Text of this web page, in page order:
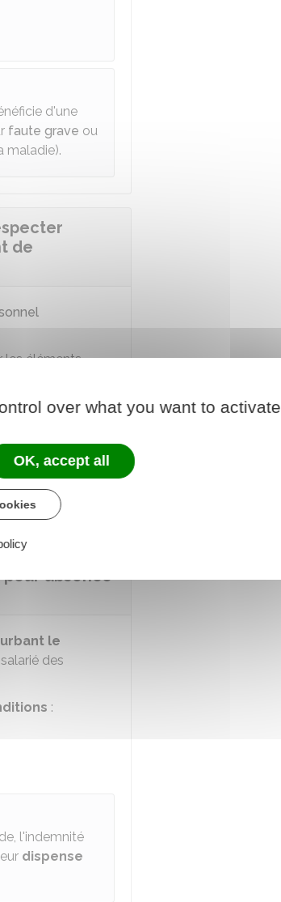
d'une
faute grave ou
maladie).
de
les éléments
le salarié
absent
à
absence
le
des
:
l'indemnité
dispense
over what you want to activate
OK, accept all